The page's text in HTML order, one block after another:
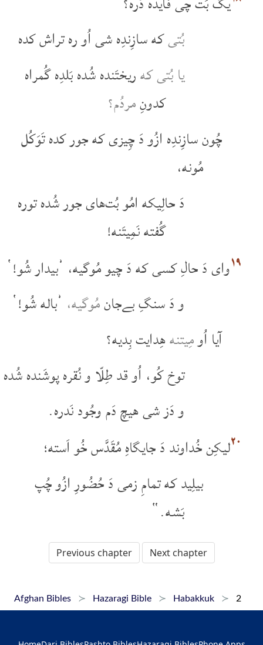
بُتیکه سازِندِه شی اُو ره تراش کده
یا بُتی کهریختَنده شُده بَلدِه گُمراه
کدونِمردُم؟
چُون سازِندِه ازُو دَ چِیزی که جور کده تَوَکُل
مُونه،
دَ حالِیکه امُو بُت‌های جور شُده توره
گُفته نَمِیتَنه!
۱۹وای دَ حالِ کسی که دَ چیو مُوگیه، ’بیدار شُو!‘
و دَ سنگِ بےجانمُوگیه، ’باله شُو!‘
آیا اُومِیتنههِدایت بِدیه؟
توخ کُو، اُو قد طِلّا و نُقره پوشَنده شُده
و دَز شی هیچ دَم وجُود نَدره.
۲۰لیکِن خُداوند دَ جایگاهِ مُقَدَّس خُو اَسته؛
بیلِید که تمامِ زمی دَ حُضُورِ ازُو چُپ
بَشه.“
Previous chapter Next chapter
Afghan Bibles Hazaragi Bible Habakkuk 2